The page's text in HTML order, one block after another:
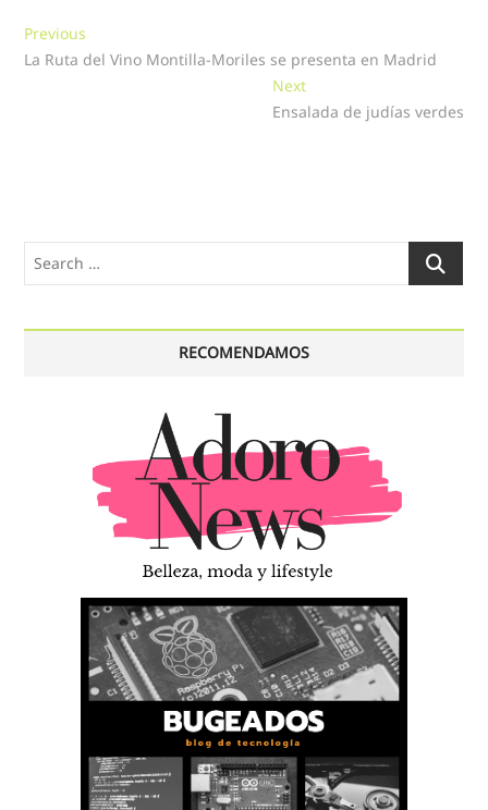
Navegación
de
Previous
post:
La Ruta del Vino Montilla-Moriles se presenta en Madrid
NextNext
post:
Ensalada de judías verdes
Search
RECOMENDAMOS